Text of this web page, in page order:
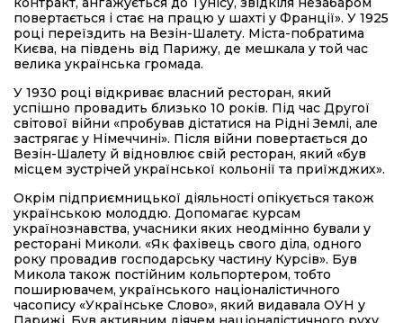
повертається і стає на працю у шахті у Франції». У 1925
році переїздить на Везін-Шалету. Міста-побратима
Києва, на південь від Парижу, де мешкала у той час
велика українська громада.
У 1930 році відкриває власний ресторан, який
успішно провадить близько 10 років. Під час Другої
світової війни «пробував дістатися на Рідні Землі, але
застрягає у Німеччині». Після війни повертається до
Везін-Шалету й відновлює свій ресторан, який «був
місцем зустрічей української кольонії та приїжджих».
Окрім підприємницької діяльності опікується також
українською молоддю. Допомагає курсам
українознавства, учасники яких неодмінно бували у
ресторані Миколи. «Як фахівець свого діла, одного
року провадив господарську частину Курсів». Був
Микола також постійним кольпортером, тобто
поширювачем, українського націоналістичного
часопису «Українське Слово», який видавала ОУН у